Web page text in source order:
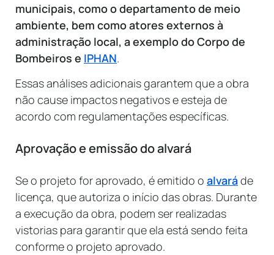
municipais, como o departamento de meio
ambiente, bem como atores externos à
administração local, a exemplo do Corpo de
Bombeiros e IPHAN.
Essas análises adicionais garantem que a obra
não cause impactos negativos e esteja de
acordo com regulamentações específicas.
Aprovação e emissão do alvará
Se o projeto for aprovado, é emitido o alvaráde
licença, que autoriza o início das obras. Durante
a execução da obra, podem ser realizadas
vistorias para garantir que ela está sendo feita
conforme o projeto aprovado.